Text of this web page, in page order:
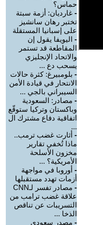
حماس؟
- غارديان: أزمة سبتة
تختبر رهان سانشيز
على إسبانيا المستقلة
- اليويفا يقول إن
المقاطعة قد تستمر
والاتحاد الإنجليزي
يسحب دع ...
- بلومبيرغ: كثرة حالات
الانتحار في قيادة الأمن
السيبراني بالجي ...
- مصادر: السعودية
وباكستان وتركيا ستوقّع
اتفاقية دفاع مشترك ال
...
- أثارت غضب ترمب..
ماذا تُخفي تقارير
مخزون الأسلحة
الأمريكية؟ ...
- أوروبا في مواجهة
أزمات تهدد مستقبلها
-
مصادر تفسر لـCNN
علاقة غضب ترامب من
التسريبات عن تناقص
الذخا ...
- مصدر سعودي